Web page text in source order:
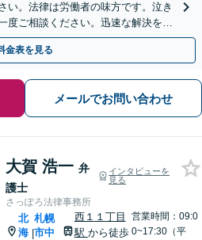
い。法律は労働者の味方です。泣き
度ご相談ください。迅速な解決を目
ます。【北海道札幌市】
金表を見る
メールでお問い合わせ
大賀 浩一 弁
護士
インタビューを
見る
さっぽろ法律事務所
北
海 |
札幌
市中
西１１丁目
駅 から徒歩
営業時間：09:0
0~17:30（平